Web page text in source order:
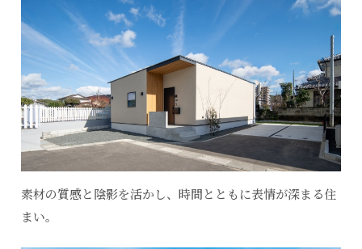
素材の質感と陰影を活かし、時間とともに表情が深まる住
まい。